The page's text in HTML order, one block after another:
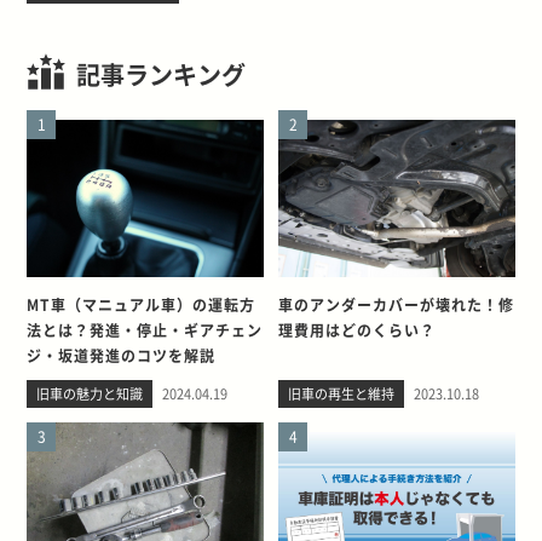
記事ランキング
1
MT車（マニュアル車）の運転方
法とは？発進・停止・ギアチェン
ジ・坂道発進のコツを解説
旧車の魅力と知識 2024.04.19
2
車のアンダーカバーが壊れた！修
理費用はどのくらい？
旧車の再生と維持 2023.10.18
3 4